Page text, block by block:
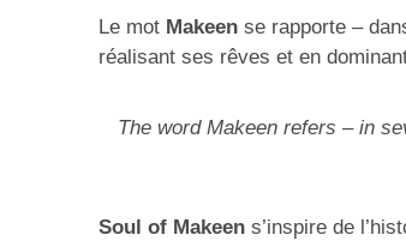
Le mot Makeen se rapporte –
réalisant ses rêves et en
The word Makeen refers – in
Soul of Makeen s’inspire de